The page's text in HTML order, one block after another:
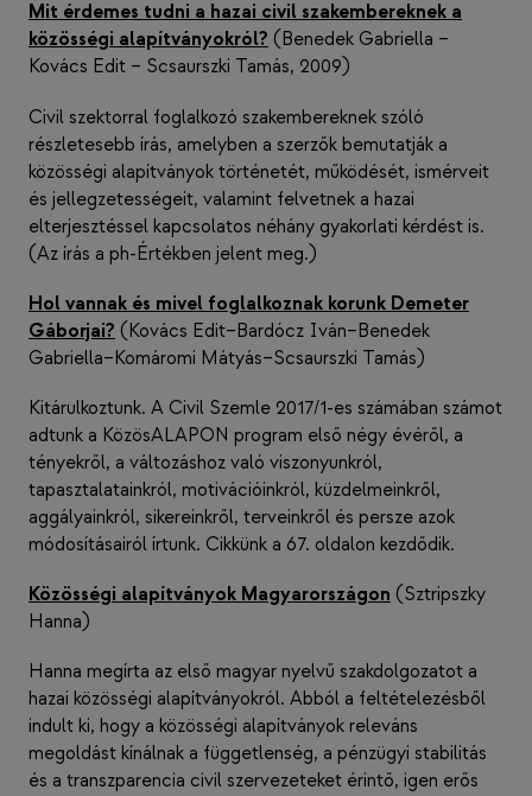
Mit érdemes tudni a hazai civil szakembereknek a
közösségi alapítványokról? (Benedek Gabriella –
Kovács Edit – Scsaurszki Tamás, 2009)
Civil szektorral foglalkozó szakembereknek szóló
részletesebb írás, amelyben a szerzők bemutatják a
közösségi alapítványok történetét, működését, ismérveit
és jellegzetességeit, valamint felvetnek a hazai
elterjesztéssel kapcsolatos néhány gyakorlati kérdést is.
(Az írás a ph-Értékben jelent meg.)
Hol vannak és mivel foglalkoznak korunk Demeter
Gáborjai? (Kovács Edit–Bardócz Iván–Benedek
Gabriella–Komáromi Mátyás–Scsaurszki Tamás)
Kitárulkoztunk. A Civil Szemle 2017/1-es számában számot
adtunk a KözösALAPON program első négy évéről, a
tényekről, a változáshoz való viszonyunkról,
tapasztalatainkról, motivációinkról, küzdelmeinkről,
aggályainkról, sikereinkről, terveinkről és persze azok
módosításairól írtunk. Cikkünk a 67. oldalon kezdődik.
Közösségi alapítványok Magyarországon (Sztripszky
Hanna)
Hanna megírta az első magyar nyelvű szakdolgozatot a
hazai közösségi alapítványokról. Abból a feltételezésből
indult ki, hogy a közösségi alapítványok releváns
megoldást kínálnak a függetlenség, a pénzügyi stabilitás
és a transzparencia civil szervezeteket érintő, igen erős